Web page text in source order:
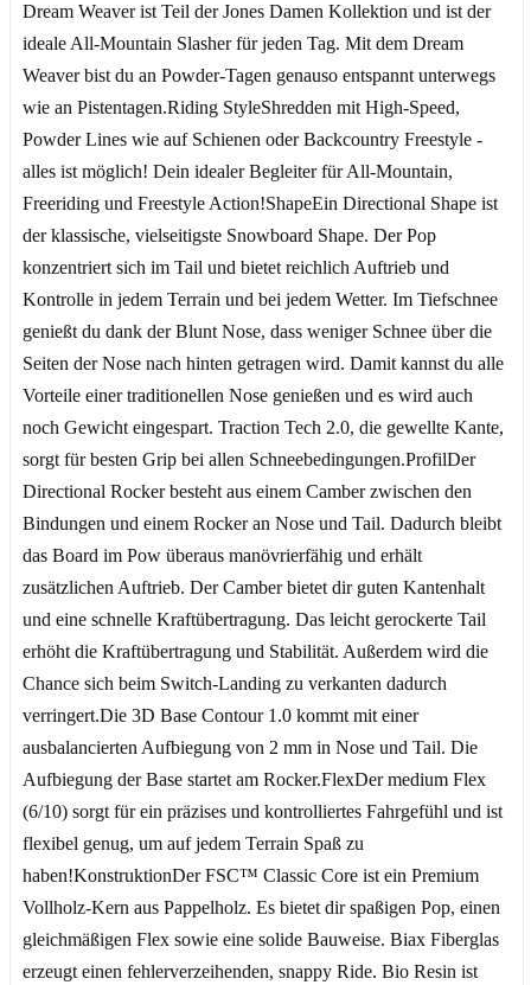
Dream Weaver ist Teil der Jones Damen Kollektion und ist der
ideale All-Mountain Slasher für jeden Tag. Mit dem Dream
Weaver bist du an Powder-Tagen genauso entspannt unterwegs
wie an Pistentagen.Riding StyleShredden mit High-Speed,
Powder Lines wie auf Schienen oder Backcountry Freestyle -
alles ist möglich! Dein idealer Begleiter für All-Mountain,
Freeriding und Freestyle Action!ShapeEin Directional Shape ist
der klassische, vielseitigste Snowboard Shape. Der Pop
konzentriert sich im Tail und bietet reichlich Auftrieb und
Kontrolle in jedem Terrain und bei jedem Wetter. Im Tiefschnee
genießt du dank der Blunt Nose, dass weniger Schnee über die
Seiten der Nose nach hinten getragen wird. Damit kannst du alle
Vorteile einer traditionellen Nose genießen und es wird auch
noch Gewicht eingespart. Traction Tech 2.0, die gewellte Kante,
sorgt für besten Grip bei allen Schneebedingungen.ProfilDer
Directional Rocker besteht aus einem Camber zwischen den
Bindungen und einem Rocker an Nose und Tail. Dadurch bleibt
das Board im Pow überaus manövrierfähig und erhält
zusätzlichen Auftrieb. Der Camber bietet dir guten Kantenhalt
und eine schnelle Kraftübertragung. Das leicht gerockerte Tail
erhöht die Kraftübertragung und Stabilität. Außerdem wird die
Chance sich beim Switch-Landing zu verkanten dadurch
verringert.Die 3D Base Contour 1.0 kommt mit einer
ausbalancierten Aufbiegung von 2 mm in Nose und Tail. Die
Aufbiegung der Base startet am Rocker.FlexDer medium Flex
(6/10) sorgt für ein präzises und kontrolliertes Fahrgefühl und ist
flexibel genug, um auf jedem Terrain Spaß zu
haben!KonstruktionDer FSC™ Classic Core ist ein Premium
Vollholz-Kern aus Pappelholz. Es bietet dir spaßigen Pop, einen
gleichmäßigen Flex sowie eine solide Bauweise. Biax Fiberglas
erzeugt einen fehlerverzeihenden, snappy Ride. Bio Resin ist